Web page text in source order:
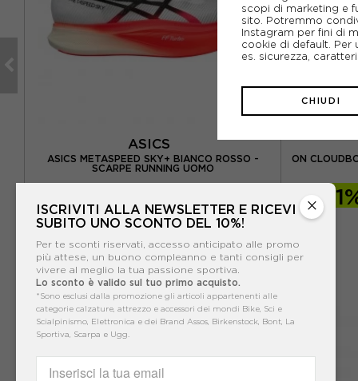
ASICS
ASICS METASPEED SKY+ BIANCO ROSSO -
SCARPE RUNNING UOMO
250,00€
ON
-
×
ISCRIVITI ALLA NEWSLETTER E RICEVI
SUBITO UNO SCONTO DEL 10%!
Per te sconti riservati, accesso anticipato alle promo
più attese, un buono compleanno e tanti consigli per
vivere al meglio la tua passione sportiva.
Lo sconto è valido sul tuo primo acquisto.
*Sono esclusi dalla promozione gli articoli appartenenti alle
categorie calzature, attrezzo e accessori dei mondi Bike, Sci e
Scialpinismo, Elettronica e dei Brand Assos, Birkenstock, Bont, La
Sportiva, Scarpa e Ugg.
scopi di marketing e
sito. Potremmo
Instagram per fini di
cookie di default.
es. sicurezza,
CHIUDI